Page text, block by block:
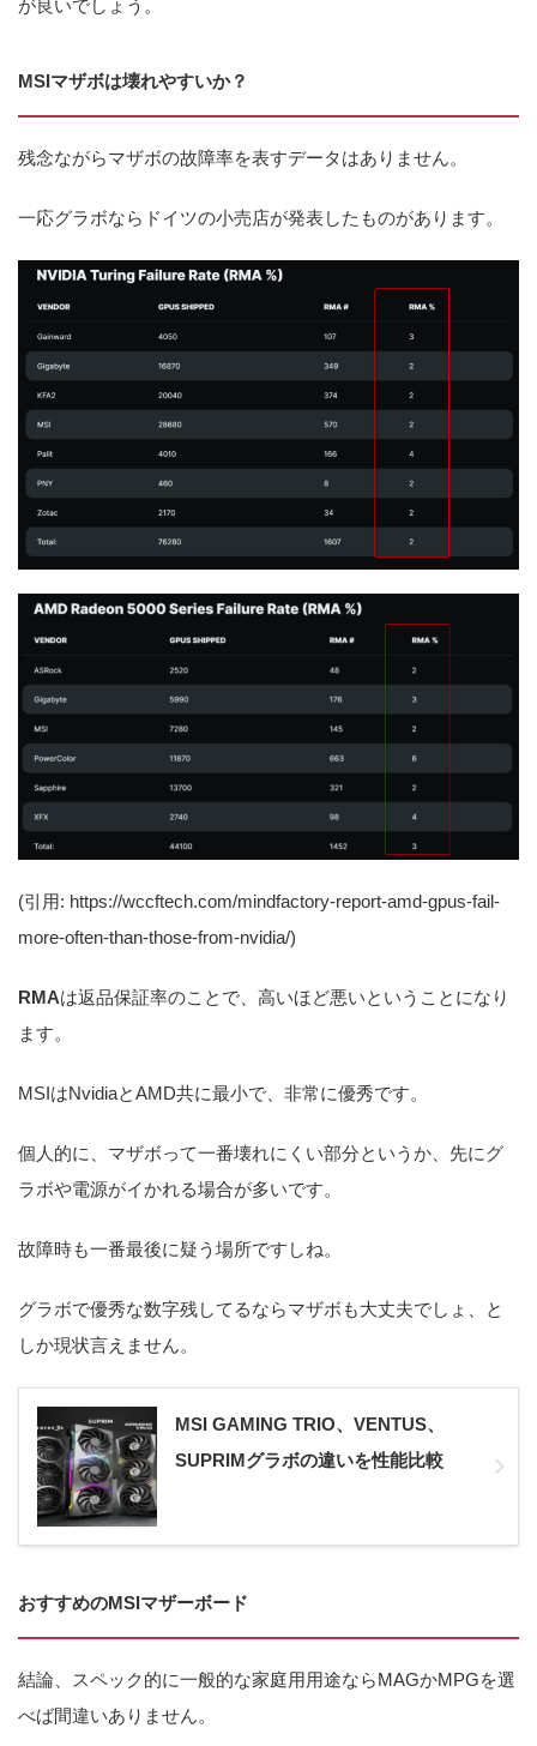
が良いでしょう。
MSIマザボは壊れやすいか？
残念ながらマザボの故障率を表すデータはありません。
一応グラボならドイツの小売店が発表したものがあります。
(引用: https://wccftech.com/mindfactory-report-amd-gpus-fail-
more-often-than-those-from-nvidia/)
RMAは返品保証率のことで、高いほど悪いということになり
ます。
MSIはNvidiaとAMD共に最小で、非常に優秀です。
個人的に、マザボって一番壊れにくい部分というか、先にグ
ラボや電源がイかれる場合が多いです。
故障時も一番最後に疑う場所ですしね。
グラボで優秀な数字残してるならマザボも大丈夫でしょ、と
しか現状言えません。
MSI GAMING TRIO、VENTUS、
SUPRIMグラボの違いを性能比較
おすすめのMSIマザーボード
結論、スペック的に一般的な家庭用用途ならMAGかMPGを選
べば間違いありません。